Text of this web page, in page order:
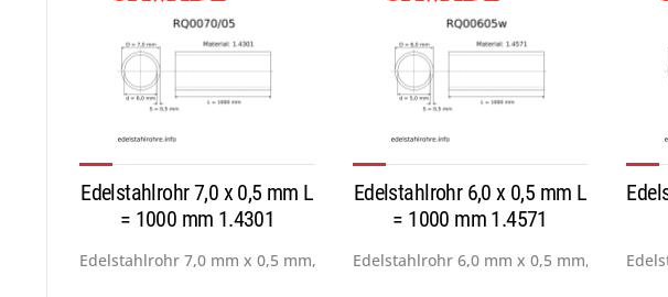
Edelstahlrohr 7,0 x 0,5 mm L
= 1000 mm 1.4301
Edelstahlrohr 7,0 mm x 0,5 mm, Werkstoff: 1.4301...
Edelstahlrohr 6,0 x 0,5 mm L
= 1000 mm 1.4571
Edelstahlrohr 6,0 mm x 0,5 mm,